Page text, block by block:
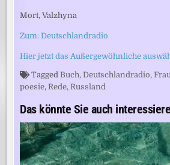
Mort, Valzhyna
Zum: Deutschlandradio
Hier jetzt das Außergewöhnliche
Tagged Buch, Deutschlandradio,Frau
poesie, Rede, Russland
Das könnte Sie auch